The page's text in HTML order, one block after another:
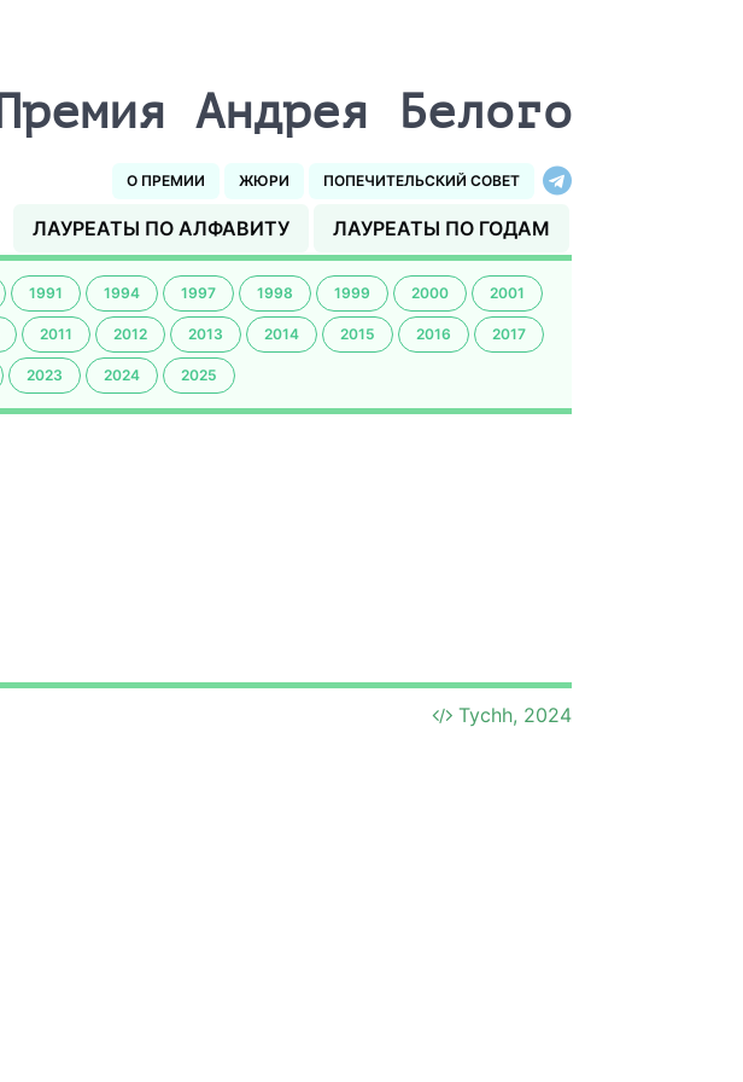
Премия Андрея Белого
О ПРЕМИИ ЖЮРИ ПОПЕЧИТЕЛЬСКИЙ СОВЕТ
ЛАУРЕАТЫ ПО АЛФАВИТУ ЛАУРЕАТЫ ПО ГОДАМ
1991 1994 1997 1998 1999 2000 2001
2011 2012 2013 2014 2015 2016 2017
2023 2024 2025
Tychh, 2024